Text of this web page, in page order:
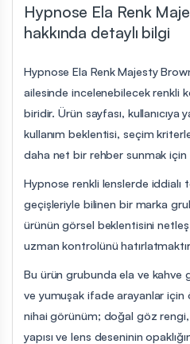
Hypnose Ela Renk
hakkında detaylı bilgi
Hypnose Ela Renk Majesty
ailesinde incelenebilecek renkli
biridir. Ürün sayfası, kullanıcıya
kullanım beklentisi, seçim
daha net bir rehber sunmak için
Hypnose renkli lenslerde iddialı
geçişleriyle bilinen bir marka
ürünün görsel beklentisini
uzman kontrolünü
Bu ürün grubunda ela ve kahve
ve yumuşak ifade arayanlar için
nihai görünüm; doğal göz rengi,
yapısı ve lens deseninin